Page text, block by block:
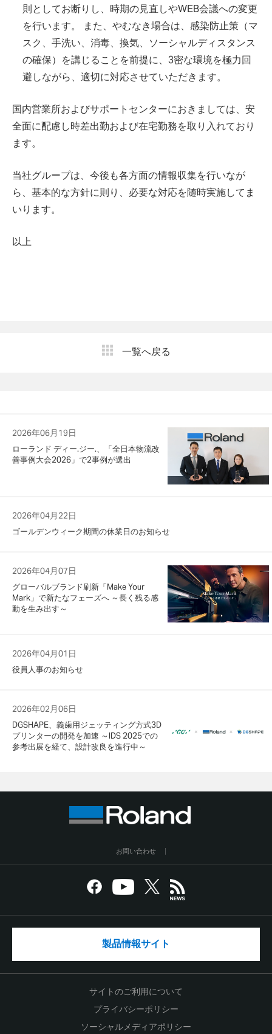
則としてお断りし、時期の見直しやWEB会議への変更
を行います。 また、やむなき場合は、感染防止策（マ
スク、手洗い、消毒、換気、ソーシャルディスタンス
の確保）を講じることを前提に、3密な環境を極力回
避しながら、適切に対応させていただきます。
国内営業所およびサポートセンターにおきましては、安
全面に配慮し時差出勤および在宅勤務を取り入れており
ます。
当社グループは、今後も各方面の情報収集を行いなが
ら、基本的な方針に則り、必要な対応を随時実施してま
いります。
以上
一覧へ戻る
2026年06月19日
ローランド ディー.ジー.、「全日本物流改
善事例大会2026」で2事例が選出
2026年04月22日
ゴールデンウィーク期間の休業日のお知らせ
2026年04月07日
グローバルブランド刷新「Make Your
Mark」で新たなフェーズへ ～長く残る感
動を生み出す～
2026年04月01日
役員人事のお知らせ
2026年02月06日
DGSHAPE、義歯用ジェッティング方式3D
プリンターの開発を加速 ～IDS 2025での
参考出展を経て、設計改良を進行中～
お問い合わせ
製品情報サイト
サイトのご利用について
プライバシーポリシー
ソーシャルメディアポリシー